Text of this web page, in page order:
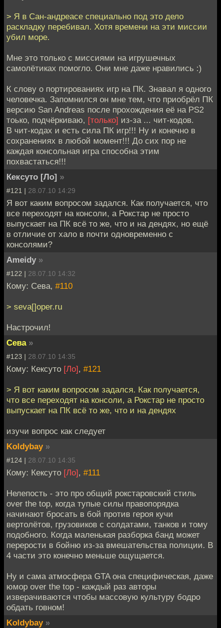
> Я в Сан-андреасе специально под это дело
раскладку перебивал. Хотя времени на эти миссии
убил море.
Мне это только с миссиями на игрушечных
самолётиках помогло. Они мне даже нравились :)
К слову о портированиях игр на ПК. Знавал я одного
человечка. Запомнился он мне тем, что приобрёл ПК
версию San Andreas после прохождения её на PS2
тоько, подчёркиваю, [только] из-за ... чит-кодов.
В чит-кодах и есть сила ПК игр!!! Ну и конечно в
сохранениях в любой момент!!! До сих пор не
каждая консольная игра способна этим
похвастаться!!!
Кексуто [Ло] »
#121 | 28.07.10 14:29
Я вот каким вопросом задался. Как получается, что
все переходят на консоли, а Рокстар не просто
выпускает на ПК всё то же, что и на дендях, но ещё
в отличие от хало в почти одновременно с
консолями?
Ameidy »
#122 | 28.07.10 14:32
Кому: Сева, #110
> seva[]oper.ru
Настрочил!
Сева »
#123 | 28.07.10 14:35
Кому: Кексуто [Ло], #121
> Я вот каким вопросом задался. Как получается,
что все переходят на консоли, а Рокстар не просто
выпускает на ПК всё то же, что и на дендях
изучи вопрос как следует
Koldybay »
#124 | 28.07.10 14:35
Кому: Кексуто [Ло], #111
Нелепость - это про общий рокстаровский стиль
over the top, когда тупые силы правопорядка
начинают бросать в бой против героя кучи
вертолётов, грузовиков с солдатами, танков и тому
подобного. Когда маленькая разборка банд может
перерости в бойню из-за вмешательства полиции. В
4 части это конечно меньше ощущается.
Ну и сама атмосфера GTA она специфическая, даже
юмор over the top - каждый раз авторы
изверачиваются чтобы массовую культуру бодро
обдать говном!
Koldybay »